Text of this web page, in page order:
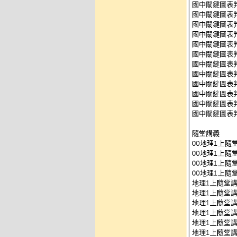
國中關鍵圖表
國中關鍵圖表
國中關鍵圖表
國中關鍵圖表
國中關鍵圖表
國中關鍵圖表
國中關鍵圖表
國中關鍵圖表
國中關鍵圖表
國中關鍵圖表
國中關鍵圖表
國中關鍵圖表
隨堂講義
00地理1上隨
00地理1上隨
00地理1上隨
00地理1上隨
地理1上隨堂
地理1上隨堂
地理1上隨堂
地理1上隨堂
地理1上隨堂
地理1上隨堂